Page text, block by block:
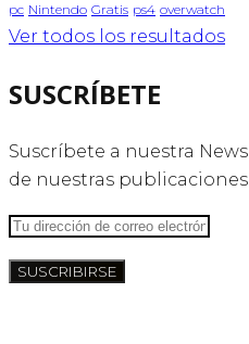
pc Nintendo Gratis ps4 overwatch
Ver todos los resultados
SUSCRÍBETE
Suscríbete a nuestra
de nuestras